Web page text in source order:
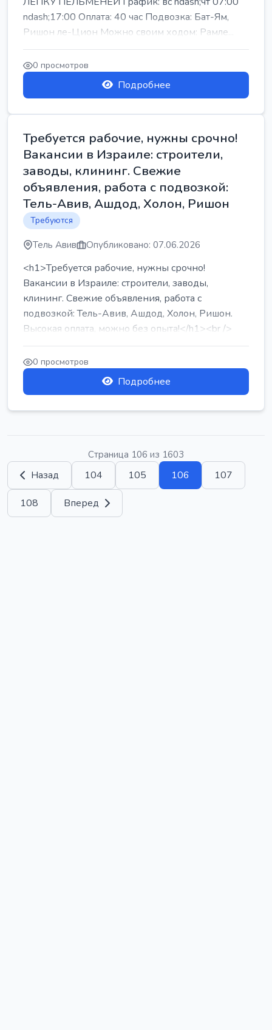
ndash;17:00 Оплата: 40 час Подвозка: Бат-Ям,
Ришон ле-Цион Можно своим ходом: Рамле...
0 просмотров
Подробнее
Требуется рабочие, нужны срочно!
Вакансии в Израиле: строители,
заводы, клининг. Свежие
объявления, работа с подвозкой:
Тель-Авив, Ашдод, Холон, Ришон
Требуются
Тель Авив Опубликовано: 07.06.2026
<h1>Требуется рабочие, нужны срочно!
Вакансии в Израиле: строители, заводы,
клининг. Свежие объявления, работа с
подвозкой: Тель-Авив, Ашдод, Холон, Ришон.
Высокая оплата, можно без опыта!</h1><br />
...
0 просмотров
Подробнее
Страница 106 из 1603
Назад 104 105 106 107
108 Вперед